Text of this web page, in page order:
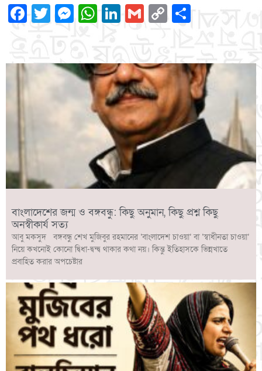
Facebook
Twitter
Messenger
WhatsApp
LinkedIn
Gmail
Copy
Link
Share
বাংলাদেশের জন্ম ও বঙ্গবন্ধু: কিছু অনুমান, কিছু প্রশ্ন কিছু
অনস্বীকার্য সত্য
আবু মকসুদ বঙ্গবন্ধু শেখ মুজিবুর রহমানের ‘বাংলাদেশ চাওয়া’ বা ‘স্বাধীনতা চাওয়া’
নিয়ে কখনোই কোনো দ্বিধা-দ্বন্দ্ব থাকার কথা নয়। কিন্তু ইতিহাসকে ভিন্নখাতে
প্রবাহিত করার অপচেষ্টার